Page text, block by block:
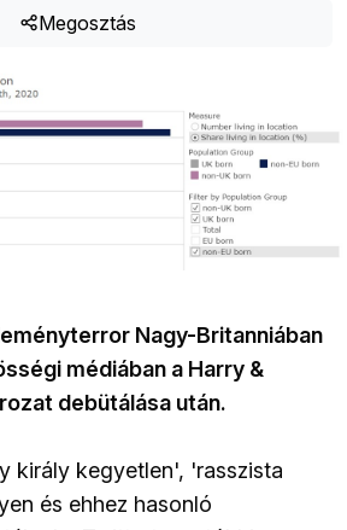
Megosztás
Nagy-Britanniában
médiában a Harry &
debütálása után.
király kegyetlen', 'rasszista
és ehhez hasonló